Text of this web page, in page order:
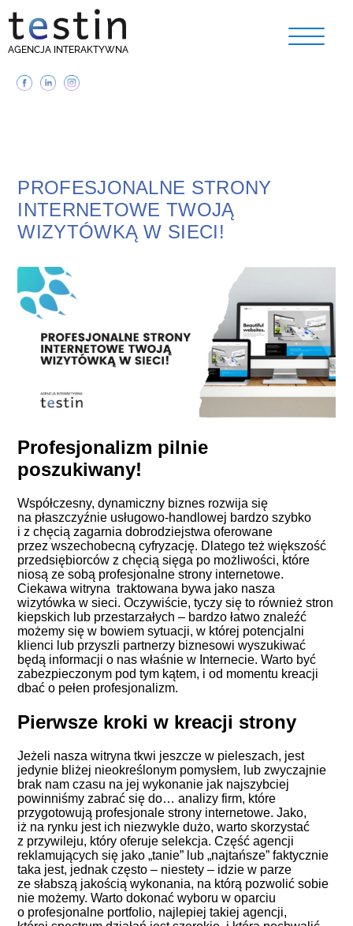
AGENCJA INTERAKTYWNA
PROFESJONALNE STRONY
INTERNETOWE TWOJĄ
WIZYTÓWKĄ W SIECI!
Profesjonalizm pilnie
poszukiwany!
Współczesny, dynamiczny biznes rozwija się
na płaszczyźnie usługowo-handlowej bardzo szybko
i z chęcią zagarnia dobrodziejstwa oferowane
przez wszechobecną cyfryzację. Dlatego też większość
przedsiębiorców z chęcią sięga po możliwości, które
niosą ze sobą profesjonalne strony internetowe.
Ciekawa witryna traktowana bywa jako nasza
wizytówka w sieci. Oczywiście, tyczy się to również stron
kiepskich lub przestarzałych – bardzo łatwo znaleźć
możemy się w bowiem sytuacji, w której potencjalni
klienci lub przyszli partnerzy biznesowi wyszukiwać
będą informacji o nas właśnie w Internecie. Warto być
zabezpieczonym pod tym kątem, i od momentu kreacji
dbać o pełen profesjonalizm.
Pierwsze kroki w kreacji strony
Jeżeli nasza witryna tkwi jeszcze w pieleszach, jest
jedynie bliżej nieokreślonym pomysłem, lub zwyczajnie
brak nam czasu na jej wykonanie jak najszybciej
powinniśmy zabrać się do… analizy firm, które
przygotowują profesjonale strony internetowe. Jako,
iż na rynku jest ich niezwykle dużo, warto skorzystać
z przywileju, który oferuje selekcja. Część agencji
reklamujących się jako „tanie” lub „najtańsze” faktycznie
taka jest, jednak często – niestety – idzie w parze
ze słabszą jakością wykonania, na którą pozwolić sobie
nie możemy. Warto dokonać wyboru w oparciu
o profesjonalne portfolio, najlepiej takiej agencji,